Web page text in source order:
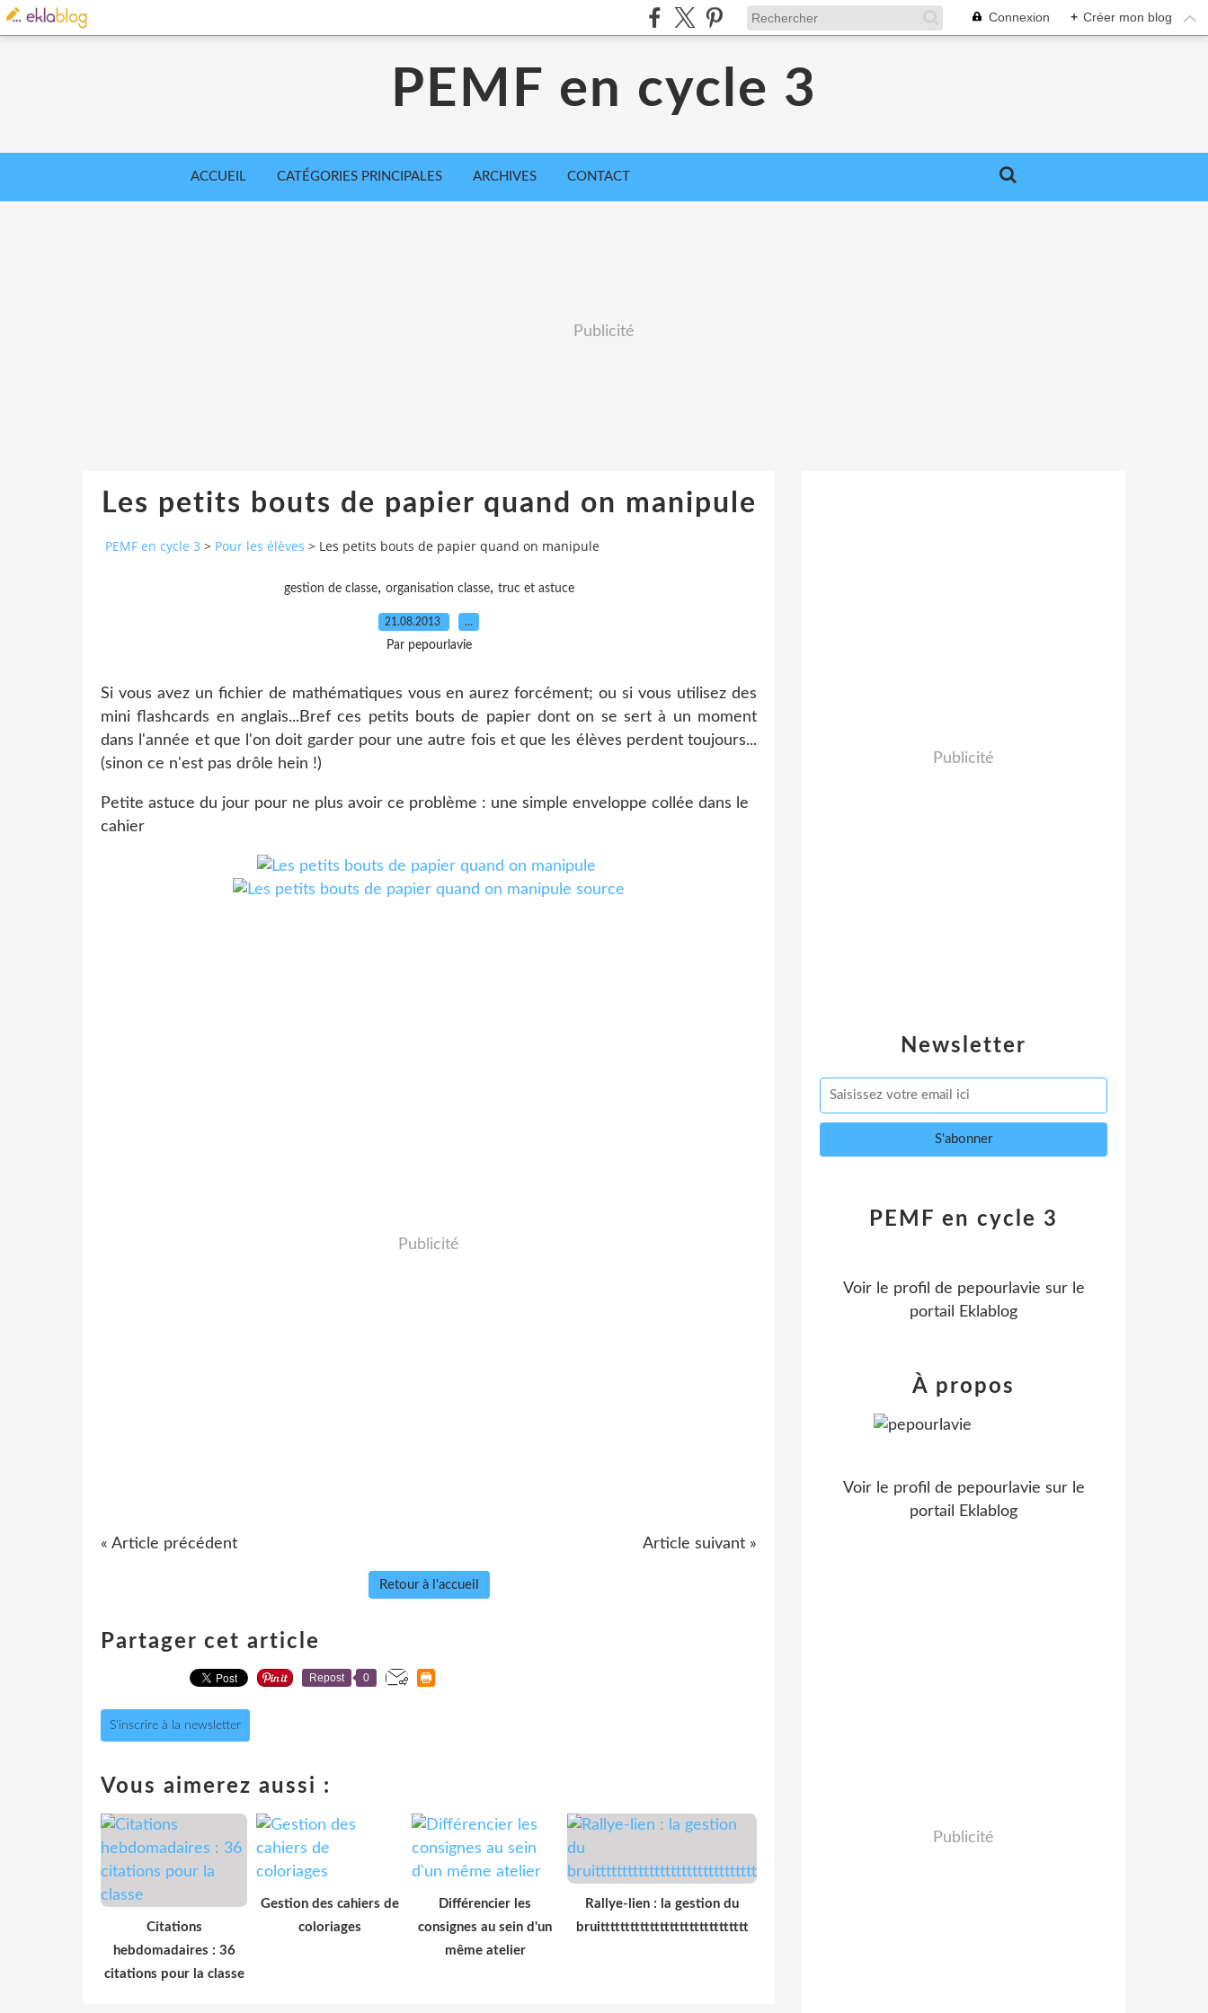
Connexion + Créer mon blog
PEMF en cycle 3
ACCUEIL CATÉGORIES PRINCIPALES ARCHIVES CONTACT
Publicité
Les petits bouts de papier quand on manipule
PEMF en cycle 3 > Pour les élèves > Les petits bouts de papier quand on manipule
gestion de classe, organisation classe, truc et astuce
21.08.2013 …
Par pepourlavie
Si vous avez un fichier de mathématiques vous en aurez forcément; ou si vous utilisez des
mini flashcards en anglais...Bref ces petits bouts de papier dont on se sert à un moment
dans l'année et que l'on doit garder pour une autre fois et que les élèves perdent toujours...
(sinon ce n'est pas drôle hein !)
Petite astuce du jour pour ne plus avoir ce problème : une simple enveloppe collée dans le
cahier
source
Publicité
« Article précédent Article suivant »
Retour à l'accueil
Partager cet article
Repost 0
S'inscrire à la newsletter
Vous aimerez aussi :
Citations
hebdomadaires : 36
citations pour la classe
Gestion des cahiers de
coloriages
Différencier les
consignes au sein d'un
même atelier
Rallye-lien : la gestion du
bruitttttttttttttttttttttttttttttt
Newsletter
Publicité
PEMF en cycle 3
Voir le profil de pepourlavie sur le
portail Eklablog
À propos
Voir le profil de pepourlavie sur le
portail Eklablog
Publicité